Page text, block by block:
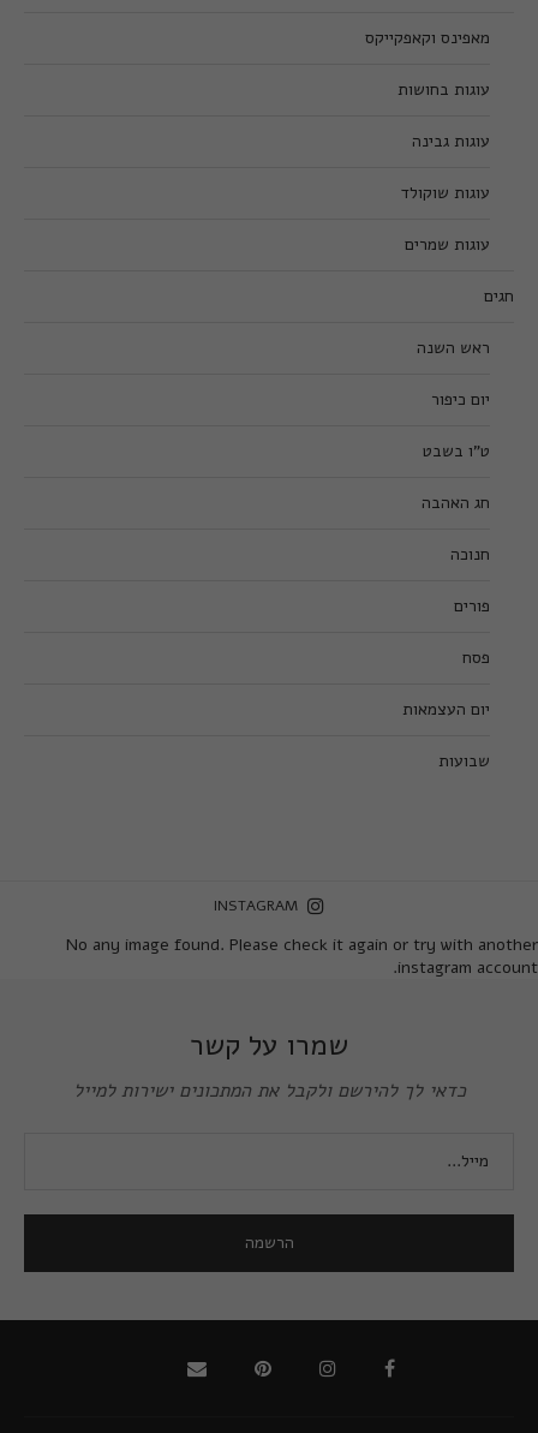
מאפינס וקאפקייקס
עוגות בחושות
עוגות גבינה
עוגות שוקולד
עוגות שמרים
חגים
ראש השנה
יום כיפור
ט”ו בשבט
חג האהבה
חנוכה
פורים
פסח
יום העצמאות
שבועות
INSTAGRAM
No any image found. Please check it again or try with another
instagram account.
שמרו על קשר
כדאי לך להירשם ולקבל את המתכונים ישירות למייל